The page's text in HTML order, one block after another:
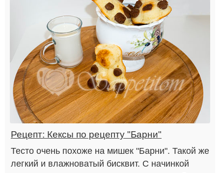
Рецепт: Кексы по рецепту "Барни"
Тесто очень похоже на мишек "Барни". Такой же
легкий и влажноватый бисквит. С начинкой